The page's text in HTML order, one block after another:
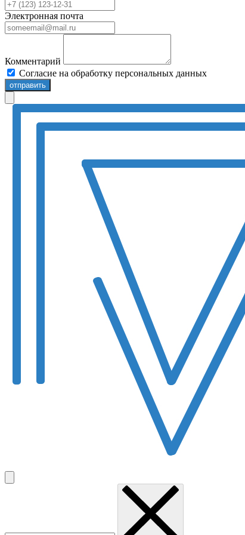
Электронная почта
Комментарий
Согласие на обработку персональных данных
отправить